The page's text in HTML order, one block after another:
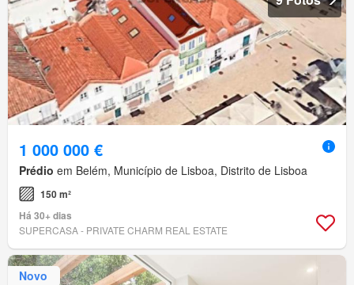
1 000 000 €
Prédio em Belém, Município de Lisboa, Distrito de Lisboa
150 m²
Há 30+ dias
SUPERCASA - PRIVATE CHARM REAL ESTATE
Novo